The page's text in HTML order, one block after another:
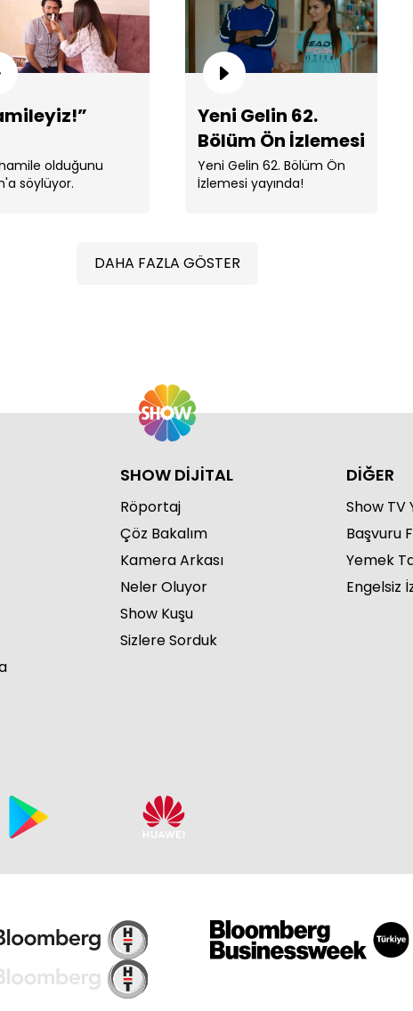
Hazar
olduğunu
söylüyor.
Yeni Gelin 62.
Bölüm Ön İzlemesi
Yeni Gelin 62. Bölüm Ön
İzlemesi yayında!
DAHA FAZLA GÖSTER
SHOW DİJİTAL
Röportaj
Çöz Bakalım
Kamera Arkası
Neler Oluyor
Show Kuşu
Sizlere Sorduk
DİĞER
Show TV
Başvuru
Yemek
Engelsiz